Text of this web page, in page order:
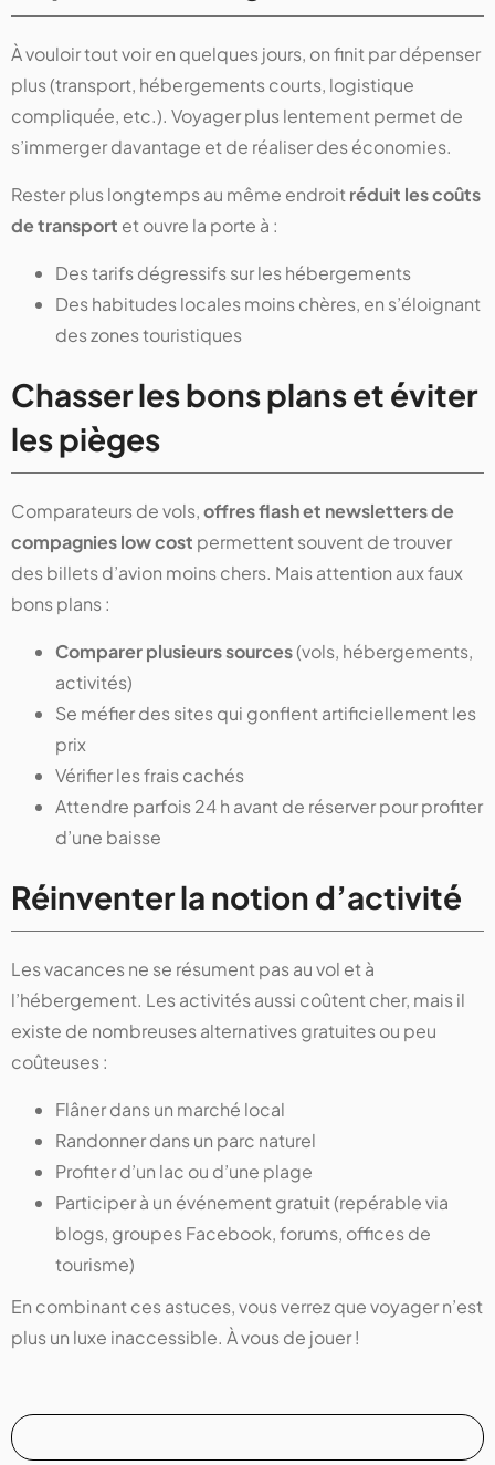
À vouloir tout voir en quelques jours, on finit par dépenser
plus (transport, hébergements courts, logistique
compliquée, etc.). Voyager plus lentement permet de
s’immerger davantage et de réaliser des économies.
Rester plus longtemps au même endroit réduit les coûts
de transport et ouvre la porte à :
Des tarifs dégressifs sur les hébergements
Des habitudes locales moins chères, en s’éloignant
des zones touristiques
Chasser les bons plans et éviter
les pièges
Comparateurs de vols,offres flash et newsletters de
compagnies low cost permettent souvent de trouver
des billets d’avion moins chers. Mais attention aux faux
bons plans :
Comparer plusieurs sources(vols, hébergements,
activités)
Se méfier des sites qui gonflent artificiellement les
prix
Vérifier les frais cachés
Attendre parfois 24 h avant de réserver pour profiter
d’une baisse
Réinventer la notion d’activité
Les vacances ne se résument pas au vol et à
l’hébergement. Les activités aussi coûtent cher, mais il
existe de nombreuses alternatives gratuites ou peu
coûteuses :
Flâner dans un marché local
Randonner dans un parc naturel
Profiter d’un lac ou d’une plage
Participer à un événement gratuit (repérable via
blogs, groupes Facebook, forums, offices de
tourisme)
En combinant ces astuces, vous verrez que voyager n’est
plus un luxe inaccessible. À vous de jouer !